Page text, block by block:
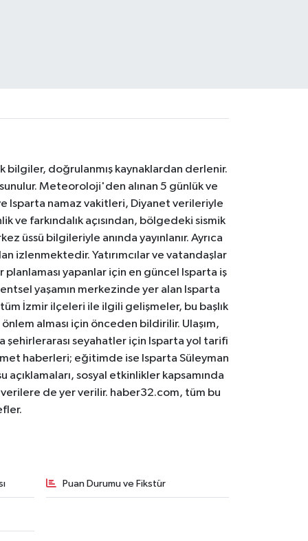
bilgiler, doğrulanmış kaynaklardan derlenir.
Meteoroloji'den alınan 5 günlük ve
Isparta namaz vakitleri, Diyanet verileriyle
ve farkındalık açısından, bölgedeki sismik
üssü bilgileriyle anında yayınlanır. Ayrıca
izlenmektedir. Yatırımcılar ve vatandaşlar
planlaması yapanlar için en güncel Isparta iş
yaşamın merkezinde yer alan Isparta
tüm İzmir ilçeleri ile ilgili gelişmeler, bu başlık
alması için önceden bildirilir. Ulaşım,
şehirlerarası seyahatler için Isparta yol tarifi
haberleri; eğitimde ise Isparta Süleyman
sosyal etkinlikler kapsamında
de yer verilir. haber32.com, tüm bu
Puan Durumu ve Fikstür